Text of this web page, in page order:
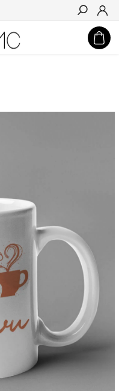
Hľadať